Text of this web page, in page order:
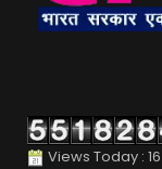
Views Today : 16